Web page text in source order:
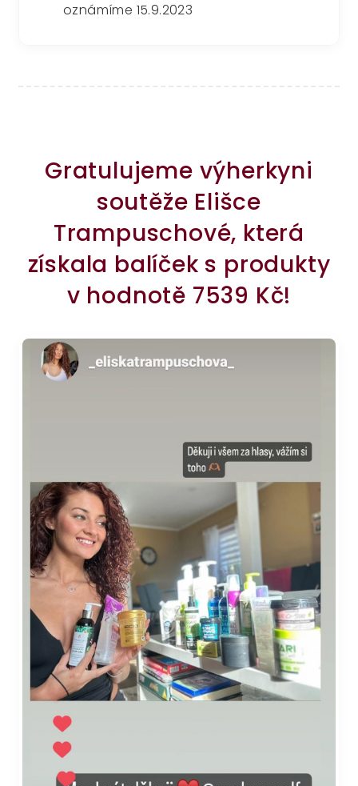
oznámíme 15.9.2023
Gratulujeme výherkyni
soutěže Elišce
Trampuschové, která
získala balíček s produkty
v hodnotě 7539 Kč!